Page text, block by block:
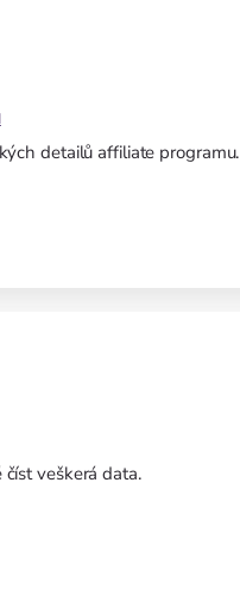
detailů affiliate programu.
veškerá data.